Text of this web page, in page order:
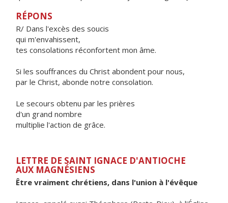
RÉPONS
R/ Dans l'excès des soucis
qui m'envahissent,
tes consolations réconfortent mon âme.
Si les souffrances du Christ abondent pour nous,
par le Christ, abonde notre consolation.
Le secours obtenu par les prières
d'un grand nombre
multiplie l'action de grâce.
LETTRE DE SAINT IGNACE D'ANTIOCHE
AUX MAGNÉSIENS
Être vraiment chrétiens, dans l'union à l'évêque